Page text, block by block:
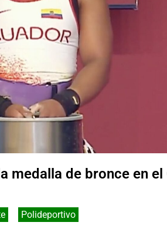
medalla de bronce en
Polideportivo